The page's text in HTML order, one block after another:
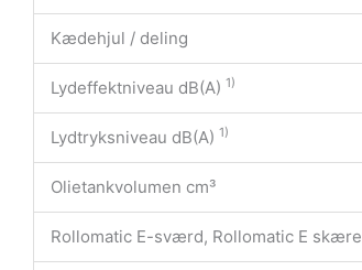
Kædehjul / deling
Lydeffektniveau dB(A) 1)
Lydtryksniveau dB(A) 1)
Olietankvolumen cm³
Rollomatic E-sværd, Rollomatic E